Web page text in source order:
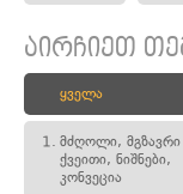
აირჩიეთ
ყველა
1. მძღოლი,
ქვეითი, ნიშნები,
კონვეცია